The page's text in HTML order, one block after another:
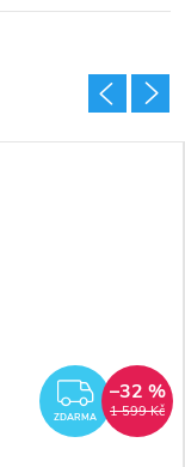
ZDARMA 1 599 Kč
–32 %